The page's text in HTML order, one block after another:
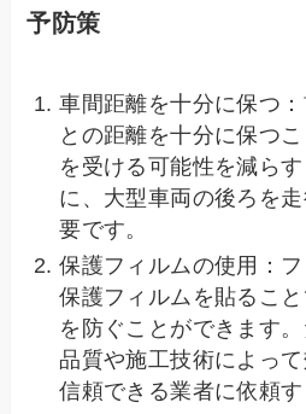
予防策
車間距離を十分に保つ
との距離を十分に保つ
を受ける可能性を減ら
に、大型車両の後ろを
要です。
保護フィルムの使用：
保護フィルムを貼るこ
を防ぐことができます
品質や施工技術によって
信頼できる業者に依頼す